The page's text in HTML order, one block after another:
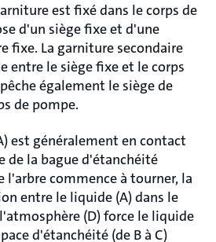
est fixé dans le corps de
d'un siège fixe et d'une
fixe. La garniture secondaire
entre le siège fixe et le corps
également le siège de
de pompe.
est généralement en contact
de la bague d'étanchéité
l'arbre commence à tourner, la
entre le liquide (A) dans le
(D) force le liquide
d'étanchéité (de B à C)